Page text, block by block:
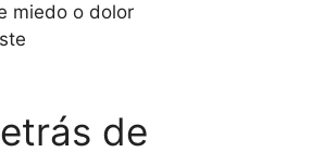
miedo o dolor
de